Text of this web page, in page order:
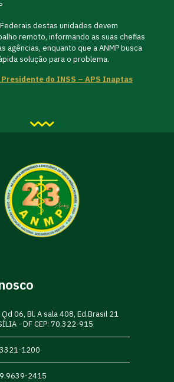
destas unidades devem
remoto, informando as suas chefias
agências, enquanto que a ANMP busca
solução para o problema.
Presidente do INSS – APS Inaptas
Qd 06, Bl. A sala 408, Ed.Brasil 21
- DF CEP: 70.322-915
1200
2415